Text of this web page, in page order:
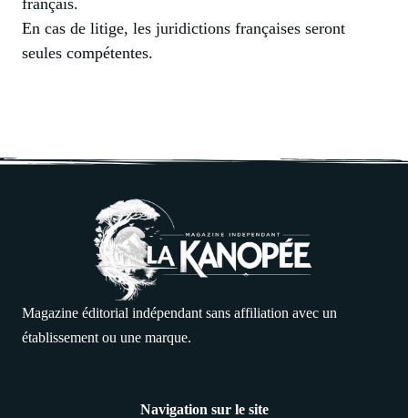
En cas de litige, les juridictions françaises seront
seules compétentes.
Magazine éditorial indépendant sans affiliation avec un
établissement ou une marque.
Navigation sur le site